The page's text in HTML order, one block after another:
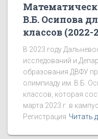
В.Б. Осипова
классов (2022-
В 2023 году
исследований и
образования ДВФУ
олимпиаду им. В.Б.
классов, которая
марта 2023 г. в
Регистрация Читать